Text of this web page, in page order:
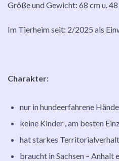
Größe und Gewicht: 68 cm u.
Im Tierheim seit: 2/2025 als
Charakter:
nur in hundeerfahrene Hände
keine Kinder , am besten
hat starkes
braucht in Sachsen – Anhalt